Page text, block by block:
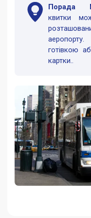
Порада
квитки
готівкою
картки..